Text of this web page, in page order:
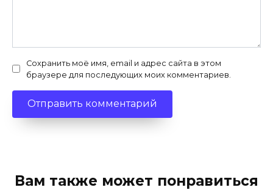
Сохранить моё имя, email и адрес сайта в этом
браузере для последующих моих комментариев.
Вам также может понравиться